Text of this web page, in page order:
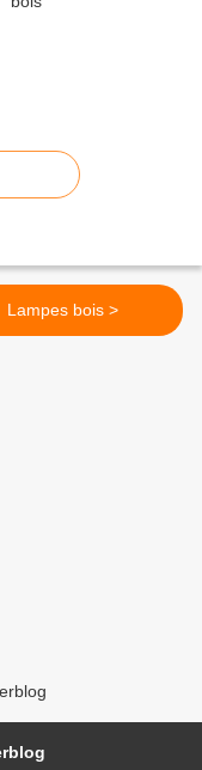
Lampes bois >